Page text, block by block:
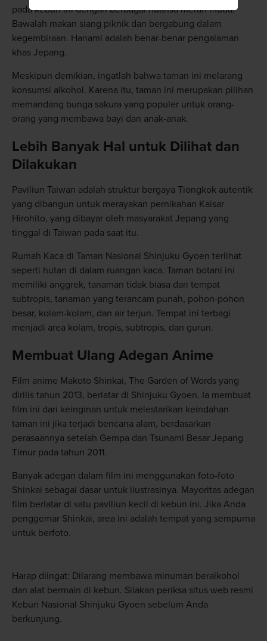
pada kebun ini dengan berbagai nuansa merah muda.
Bawalah makan siang piknik dan bergabung dalam
kegembiraan. Hanami adalah benar-benar pengalaman
khas Jepang.
Meskipun demikian, ingatlah bahwa taman ini melarang
konsumsi alkohol. Karena itu, taman ini merupakan pilihan
memandang bunga sakura yang populer untuk orang-
orang yang membawa bayi dan anak-anak.
Lebih Banyak Hal untuk Dilihat dan
Dilakukan
Paviliun Taiwan adalah struktur bergaya Tiongkok autentik
yang dibangun untuk merayakan pernikahan Kaisar
Hirohito, yang dibayar oleh masyarakat Jepang yang
tinggal di Taiwan pada saat itu.
Rumah Kaca di Taman Nasional Shinjuku Gyoen terlihat
seperti hutan di dalam ruangan kaca. Taman botani ini
memiliki anggrek, tanaman tidak biasa dari tempat
subtropis, tanaman yang terancam punah, pohon-pohon
besar, kolam-kolam, dan air terjun. Tempat ini terbagi
menjadi area kolam, tropis, subtropis, dan gurun.
Membuat Ulang Adegan Anime
Film anime Makoto Shinkai, The Garden of Words yang
dirilis tahun 2013, berlatar di Shinjuku Gyoen. Ia membuat
film ini dari keinginan untuk melestarikan keindahan
taman ini jika terjadi bencana alam, berdasarkan
perasaannya setelah Gempa dan Tsunami Besar Jepang
Timur pada tahun 2011.
Banyak adegan dalam film ini menggunakan foto-foto
Shinkai sebagai dasar untuk ilustrasinya. Mayoritas adegan
film berlatar di satu paviliun kecil di kebun ini. Jika Anda
penggemar Shinkai, area ini adalah tempat yang sempurna
untuk berfoto.
Harap diingat: Dilarang membawa minuman beralkohol
dan alat bermain di kebun. Silakan periksa situs web resmi
Kebun Nasional Shinjuku Gyoen sebelum Anda
berkunjung.